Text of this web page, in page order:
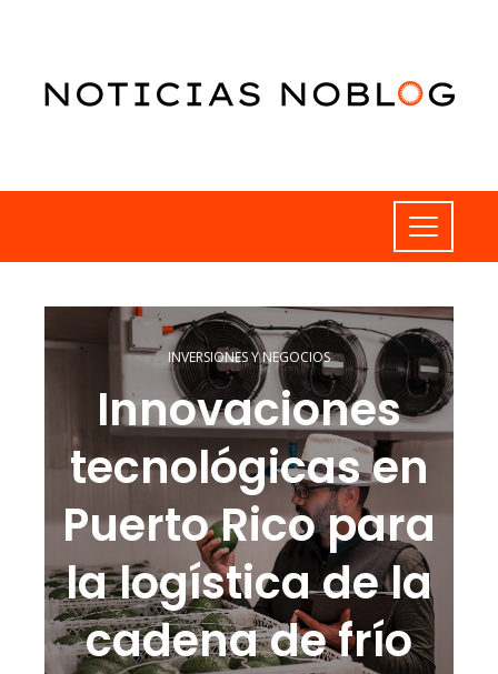
INVERSIONES Y NEGOCIOS
Innovaciones
tecnológicas en
Puerto Rico para
la logística de la
cadena de frío